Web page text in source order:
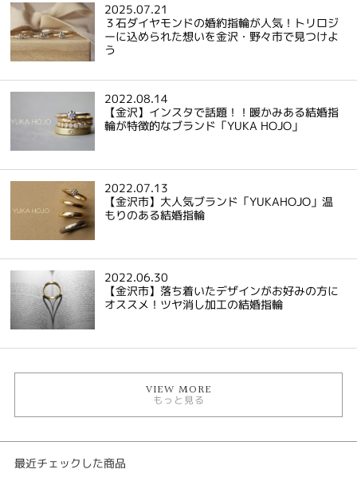
2025.07.21
３石ダイヤモンドの婚約指輪が人気！トリロジ
ーに込められた想いを金沢・野々市で見つけよ
う
2022.08.14
【金沢】インスタで話題！！暖かみある結婚指
輪が特徴的なブランド「YUKA HOJO」
2022.07.13
【金沢市】大人気ブランド「YUKAHOJO」温
もりのある結婚指輪
2022.06.30
【金沢市】落ち着いたデザインがお好みの方に
オススメ！ツヤ消し加工の結婚指輪
VIEW MORE
もっと見る
最近チェックした商品